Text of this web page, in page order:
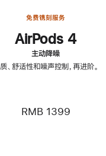
免费镌刻服务
AirPods 4
主动降噪
、舒适性和噪声控制，再进阶。
RMB 1399